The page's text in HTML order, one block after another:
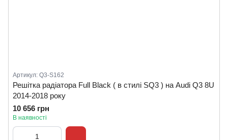
Артикул: Q3-S162
Решітка радіатора Full Black ( в стилі SQ3 ) на Audi Q3 8U
2014-2018 року
10 656 грн
В наявності